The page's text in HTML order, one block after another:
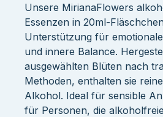
Unsere MirianaFlowers
Essenzen in 20ml-
Unterstützung für
und innere Balance.
ausgewählten Blüten nach
Methoden, enthalten sie
Alkohol. Ideal für sensible
für Personen, die